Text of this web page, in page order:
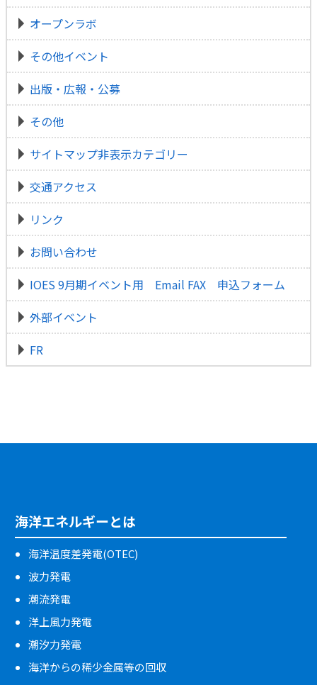
オープンラボ
その他イベント
出版・広報・公募
その他
サイトマップ非表示カテゴリー
交通アクセス
リンク
お問い合わせ
IOES 9月期イベント用 Email FAX 申込フォーム
外部イベント
FR
海洋エネルギーとは
海洋温度差発電(OTEC)
波力発電
潮流発電
洋上風力発電
潮汐力発電
海洋からの稀少金属等の回収